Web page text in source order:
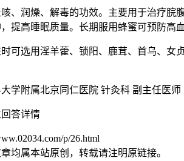
、润燥、解毒的功效。主要用于治疗
提高睡眠质量。长期服用蜂蜜可预防高
可选用淫羊藿、锁阳、鹿茸、首乌、
学附属北京同仁医院 针灸科 副主任医师
答详情
p/26.html
均属本站原创，转载请注明原链接。